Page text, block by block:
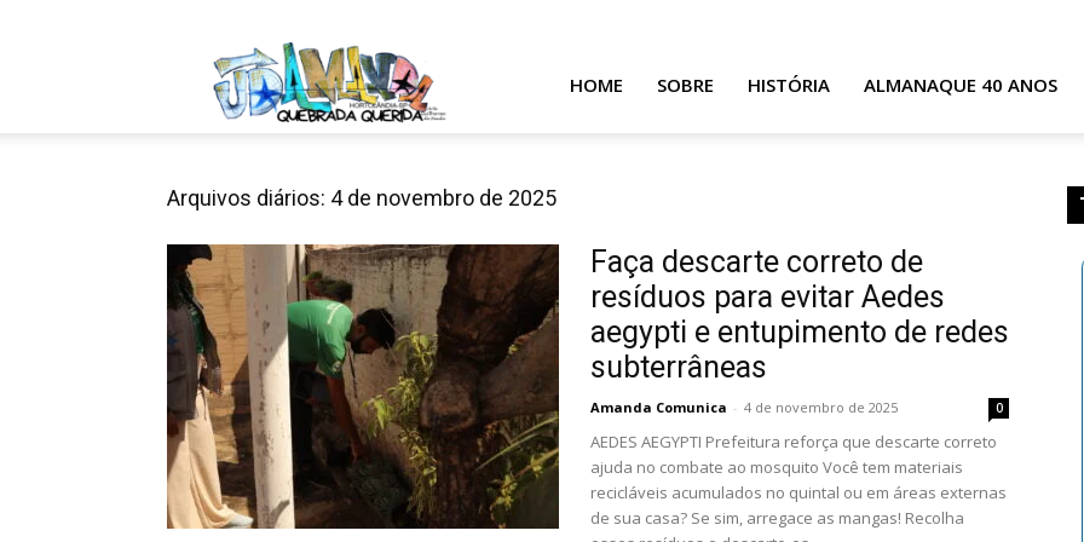
HOME SOBRE HISTÓRIA ALMANAQUE 40 ANOS
Arquivos diários: 4 de novembro de 2025
Faça descarte correto de
resíduos para evitar Aedes
aegypti e entupimento de redes
subterrâneas
Amanda Comunica - 4 de novembro de 2025 0
AEDES AEGYPTI Prefeitura reforça que descarte correto
ajuda no combate ao mosquito Você tem materiais
recicláveis acumulados no quintal ou em áreas externas
de sua casa? Se sim, arregace as mangas! Recolha